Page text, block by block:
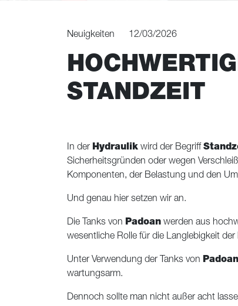
Neuigkeiten 12/03/2026
STANDZEIT
In der Hydraulik wird der Begriff
Sicherheitsgründen oder wegen
Komponenten, der Belastung und den
Und genau hier setzen wir an.
Die Tanks von Padoan werden aus
wesentliche Rolle für die Langlebigkeit
Unter Verwendung der Tanks von Padoan
wartungsarm.
Dennoch sollte man nicht außer acht